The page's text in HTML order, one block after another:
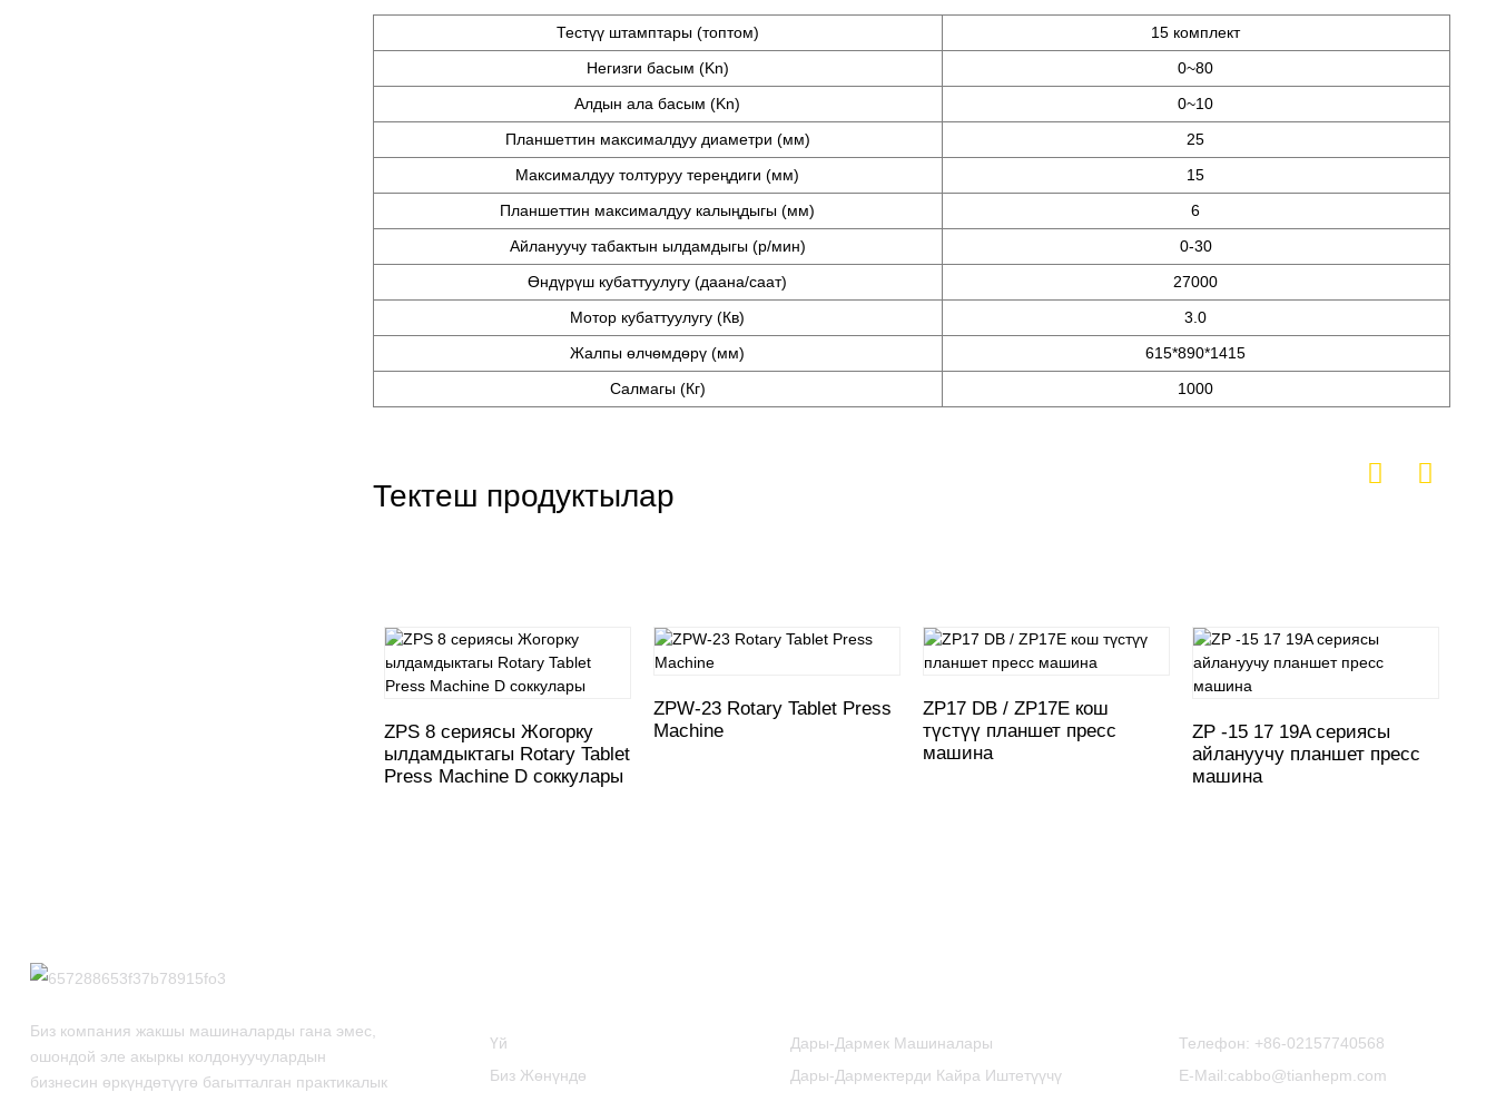
Тестүү штамптары (топтом)
15 комплект
Негизги басым (Kn)
0~80
Алдын ала басым (Kn)
0~10
Планшеттин максималдуу диаметри (мм)
25
Максималдуу толтуруу тереңдиги (мм)
15
Планшеттин максималдуу калыңдыгы (мм)
6
Айлануучу табактын ылдамдыгы (р/мин)
0-30
Өндүрүш кубаттуулугу (даана/саат)
27000
Мотор кубаттуулугу (Кв)
3.0
Жалпы өлчөмдөрү (мм)
615*890*1415
Салмагы (Кг)
1000
Тектеш продуктылар
ZPS 8 сериясы Жогорку
ылдамдыктагы Rotary Tablet
Press Machine D соккулары
ZPW-23 Rotary Tablet Press
Machine
ZP17 DB / ZP17E кош
түстүү планшет пресс
машина
ZP -15 17 19A сериясы
айлануучу планшет пресс
машина
Биз компания жакшы машиналарды гана эмес,
ошондой эле акыркы колдонуучулардын
бизнесин өркүндөтүүгө багытталган практикалык
Үй
Биз Жөнүндө
Дары-Дармек Машиналары
Дары-Дармектерди Кайра Иштетүүчү
Телефон: +86-02157740568
E-Mail:cabbo@tianhepm.com